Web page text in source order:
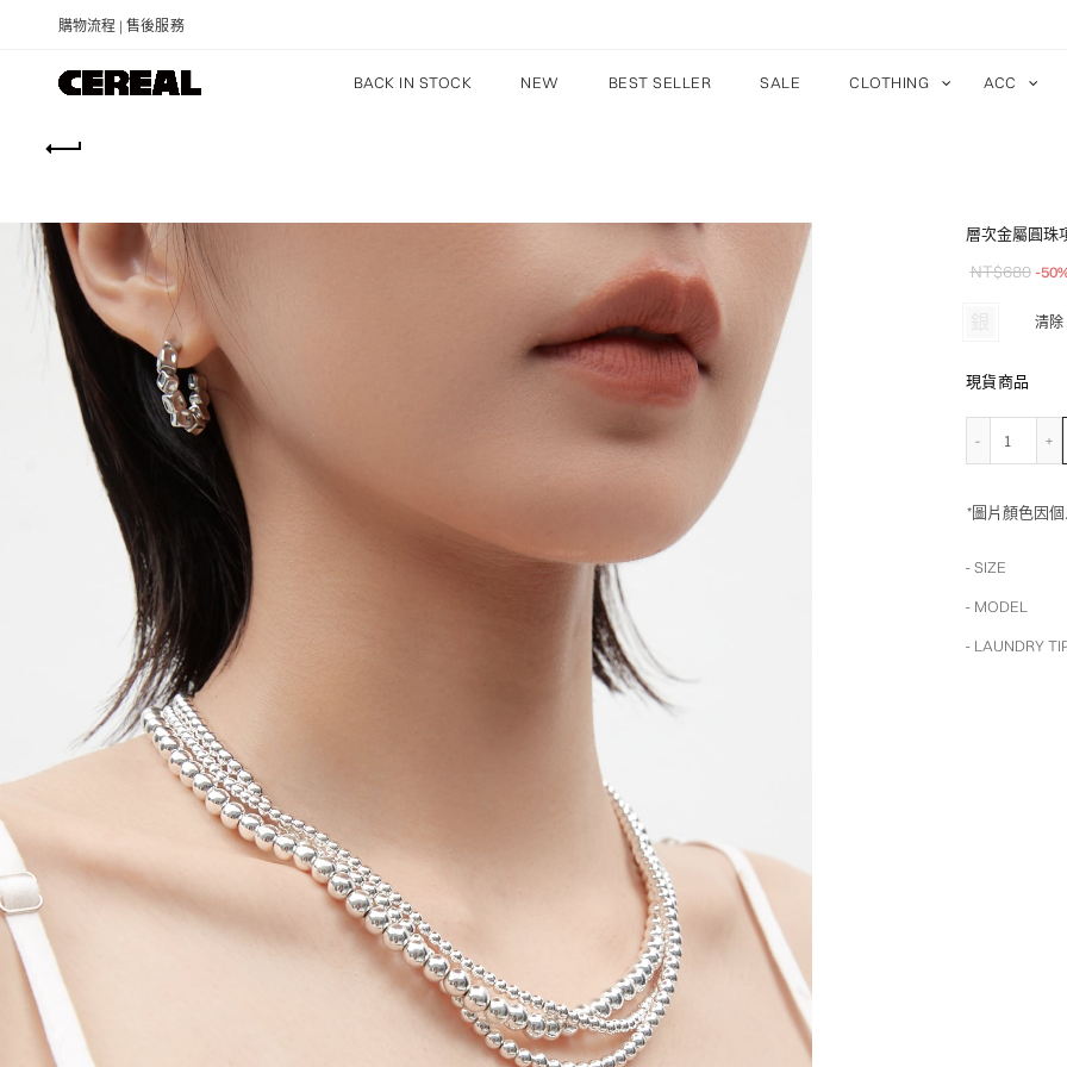
購物流程 | 售後服務
BACK IN STOCK NEW BEST SELLER SALE CLOTHING ACC
層次金屬圓珠
NT$680 -
清除
現貨商品
*圖片顏色因
- SIZE
- MODEL
- LAUNDRY